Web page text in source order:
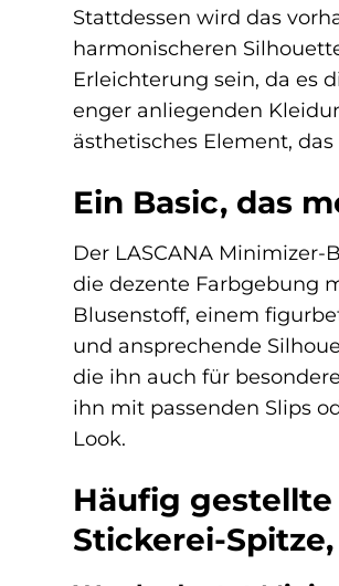
Stattdessen wird das
harmonischeren
Erleichterung sein, da es
enger anliegenden
ästhetisches Element,
Ein Basic, das
Der LASCANA
die dezente Farbgebung
Blusenstoff, einem
und ansprechende
die ihn auch für
ihn mit passenden Slips
Look.
Häufig gestellte
Stickerei-